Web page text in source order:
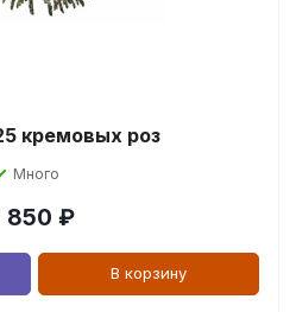
кремовых роз
Много
850 ₽
В корзину